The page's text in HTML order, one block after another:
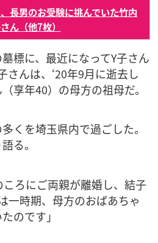
長男のお受験に挑んでいた竹内
ん（他7枚）
標に、最近になってY子さん
さんは、‘20年9月に逝去し
享年40）の母方の祖母だ。
くを埼玉県内で過ごした。
る。
ころにご両親が離婚し、結子
一時期、母方のおばあちゃ
のです」